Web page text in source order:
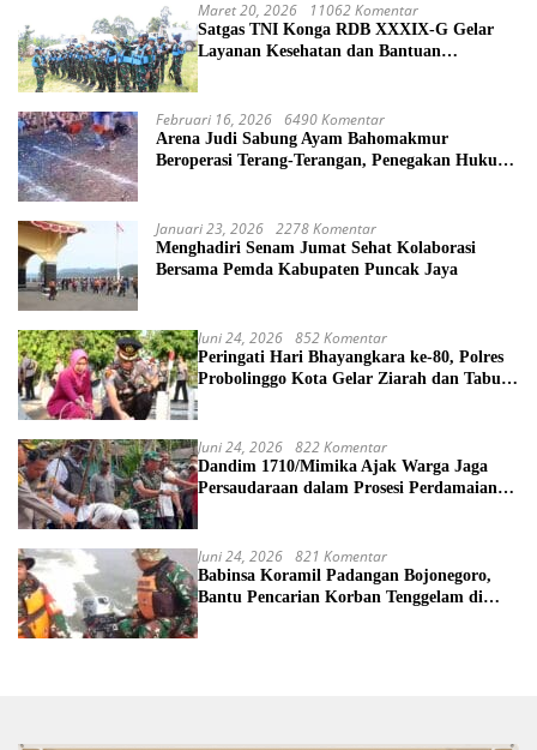
Maret 20, 2026 11062 Komentar
Satgas TNI Konga RDB XXXIX-G Gelar
Layanan Kesehatan dan Bantuan
Februari 16, 2026 6490 Komentar
Arena Judi Sabung Ayam Bahomakmur
Beroperasi Terang-Terangan, Penegakan Hukum
Januari 23, 2026 2278 Komentar
Menghadiri Senam Jumat Sehat Kolaborasi
Bersama Pemda Kabupaten Puncak Jaya
Juni 24, 2026 852 Komentar
Peringati Hari Bhayangkara ke-80, Polres
Probolinggo Kota Gelar Ziarah dan Tabur
Juni 24, 2026 822 Komentar
Dandim 1710/Mimika Ajak Warga Jaga
Persaudaraan dalam Prosesi Perdamaian
Juni 24, 2026 821 Komentar
Babinsa Koramil Padangan Bojonegoro,
Bantu Pencarian Korban Tenggelam di